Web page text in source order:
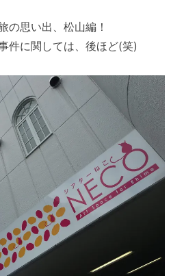
の思い出、松山編！
件に関しては、後ほど(笑)